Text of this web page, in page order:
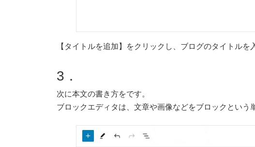
【タイトルを追加】をクリックし、ブログのタイトルを
3．
次に本文の書き方をです。
ブロックエディタは、文章や画像などをブロックという